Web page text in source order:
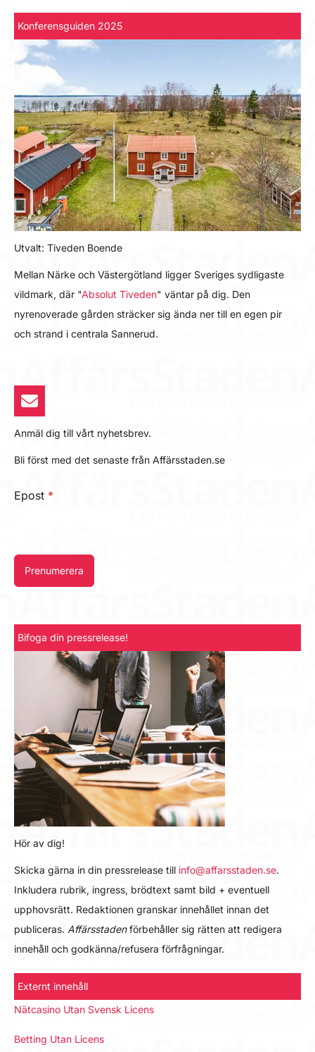
Konferensguiden 2025
Utvalt: Tiveden Boende
Mellan Närke och Västergötland ligger Sveriges sydligaste
vildmark, där "Absolut Tiveden" väntar på dig. Den
nyrenoverade gården sträcker sig ända ner till en egen pir
och strand i centrala Sannerud.
Anmäl dig till vårt nyhetsbrev.
Bli först med det senaste från Affärsstaden.se
Epost *
Prenumerera
Bifoga din pressrelease!
Hör av dig!
Skicka gärna in din pressrelease till info@affarsstaden.se.
Inkludera rubrik, ingress, brödtext samt bild + eventuell
upphovsrätt. Redaktionen granskar innehållet innan det
publiceras. Affärsstadenförbehåller sig rätten att redigera
innehåll och godkänna/refusera förfrågningar.
Externt innehåll
Nätcasino Utan Svensk Licens
Betting Utan Licens